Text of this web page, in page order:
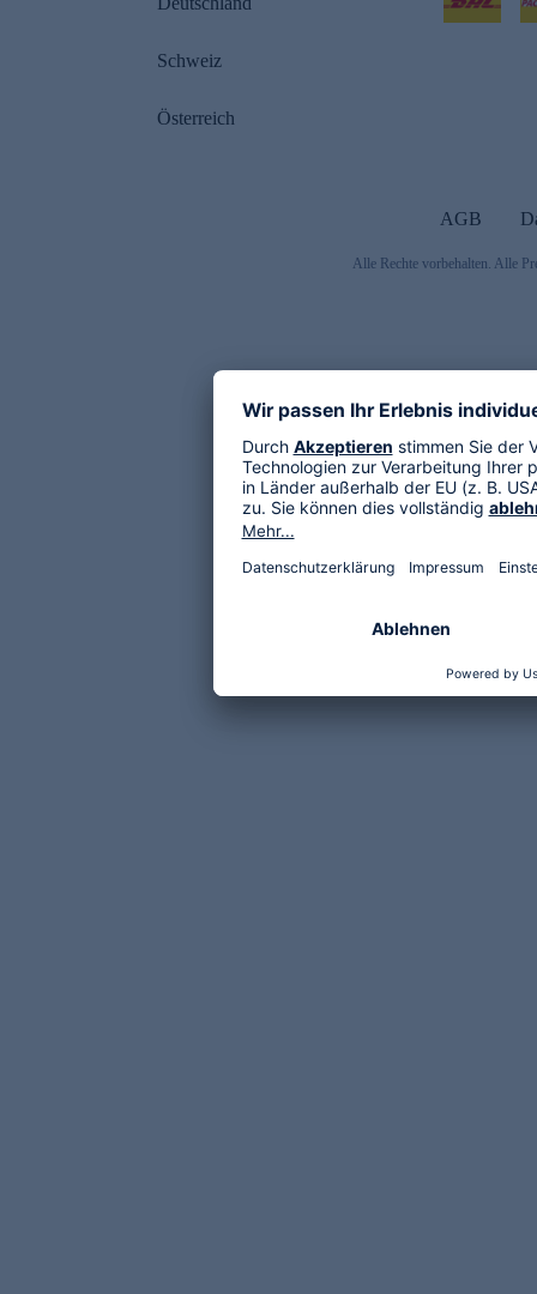
Schweiz
Österreich
AGB
Alle Rechte vorbehalten. Alle